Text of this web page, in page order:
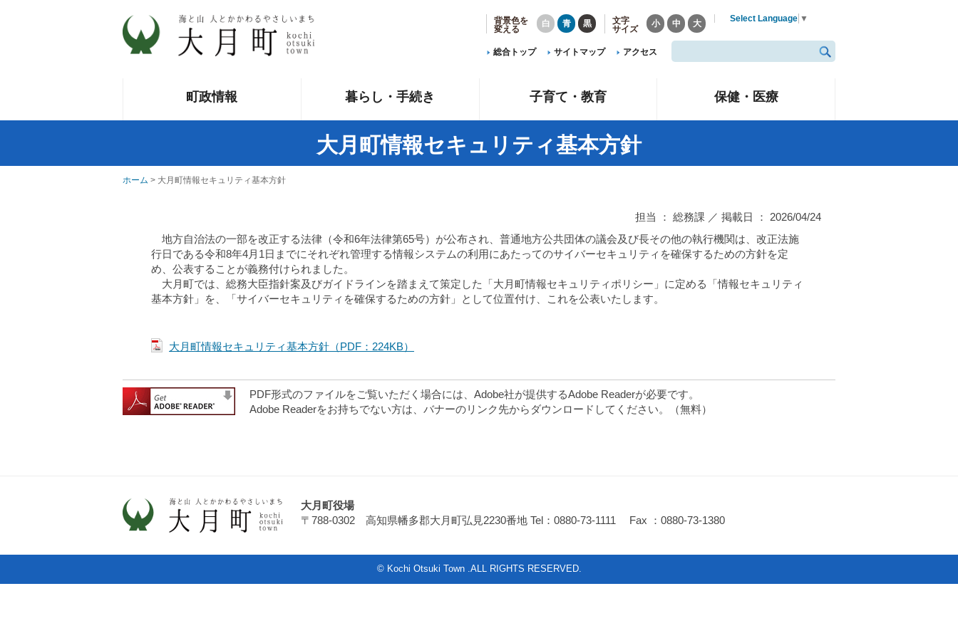
背景色を
変える
白 青 黒
文字
サイズ
小 中 大 Select Language ▼
総合トップ サイトマップ アクセス
町政情報 暮らし・手続き 子育て・教育 保健・医療
大月町情報セキュリティ基本方針
ホーム > 大月町情報セキュリティ基本方針
担当 ： 総務課 ／ 掲載日 ： 2026/04/24
地方自治法の一部を改正する法律（令和6年法律第65号）が公布され、普通地方公共団体の議会及び長その他の執行機関は、改正法施
行日である令和8年4月1日までにそれぞれ管理する情報システムの利用にあたってのサイバーセキュリティを確保するための方針を定
め、公表することが義務付けられました。
大月町では、総務大臣指針案及びガイドラインを踏まえて策定した「大月町情報セキュリティポリシー」に定める「情報セキュリティ
基本方針」を、「サイバーセキュリティを確保するための方針」として位置付け、これを公表いたします。
大月町情報セキュリティ基本方針（PDF：224KB）
PDF形式のファイルをご覧いただく場合には、Adobe社が提供するAdobe Readerが必要です。
Adobe Readerをお持ちでない方は、バナーのリンク先からダウンロードしてください。（無料）
大月町役場
〒788-0302 高知県幡多郡大月町弘見2230番地 Tel：0880-73-1111 Fax ：0880-73-1380
© Kochi Otsuki Town .ALL RIGHTS RESERVED.